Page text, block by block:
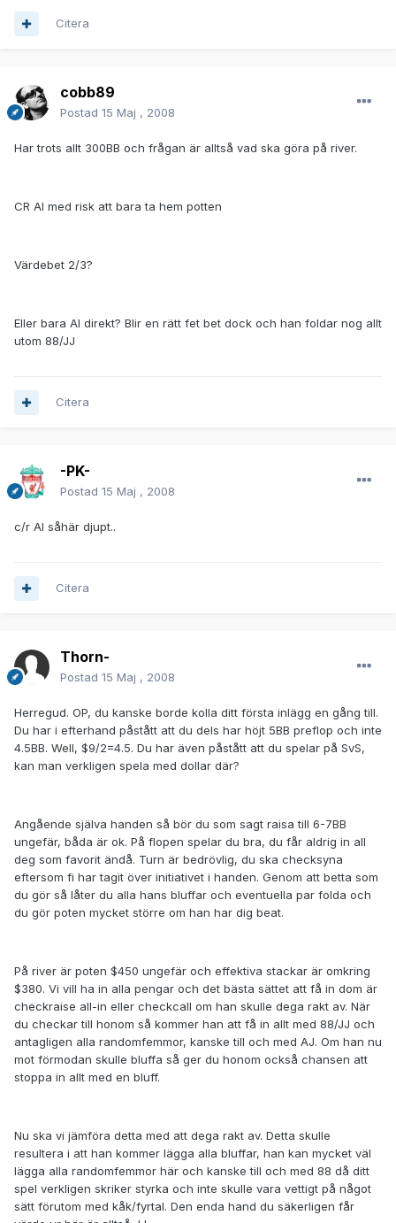
Citera
cobb89
Postad 15 Maj , 2008
Har trots allt 300BB och frågan är alltså vad ska göra på river.
CR AI med risk att bara ta hem potten
Värdebet 2/3?
Eller bara AI direkt? Blir en rätt fet bet dock och han foldar nog allt
utom 88/JJ
Citera
-PK-
Postad 15 Maj , 2008
c/r AI såhär djupt..
Citera
Thorn-
Postad 15 Maj , 2008
Herregud. OP, du kanske borde kolla ditt första inlägg en gång till.
Du har i efterhand påstått att du dels har höjt 5BB preflop och inte
4.5BB. Well, $9/2=4.5. Du har även påstått att du spelar på SvS,
kan man verkligen spela med dollar där?
Angående själva handen så bör du som sagt raisa till 6-7BB
ungefär, båda är ok. På flopen spelar du bra, du får aldrig in all
deg som favorit ändå. Turn är bedrövlig, du ska checksyna
eftersom fi har tagit över initiativet i handen. Genom att betta som
du gör så låter du alla hans bluffar och eventuella par folda och
du gör poten mycket större om han har dig beat.
På river är poten $450 ungefär och effektiva stackar är omkring
$380. Vi vill ha in alla pengar och det bästa sättet att få in dom är
checkraise all-in eller checkcall om han skulle dega rakt av. När
du checkar till honom så kommer han att få in allt med 88/JJ och
antagligen alla randomfemmor, kanske till och med AJ. Om han nu
mot förmodan skulle bluffa så ger du honom också chansen att
stoppa in allt med en bluff.
Nu ska vi jämföra detta med att dega rakt av. Detta skulle
resultera i att han kommer lägga alla bluffar, han kan mycket väl
lägga alla randomfemmor här och kanske till och med 88 då ditt
spel verkligen skriker styrka och inte skulle vara vettigt på något
sätt förutom med kåk/fyrtal. Den enda hand du säkerligen får